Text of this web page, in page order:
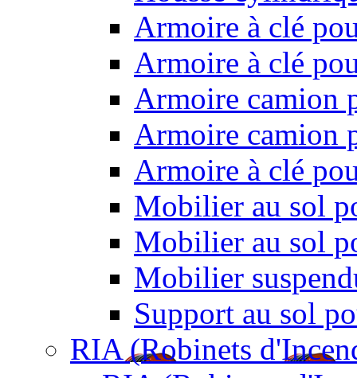
Armoire à clé
Armoire à clé
Armoire camion
Armoire camion
Armoire à clé
Mobilier au sol
Mobilier au sol
Mobilier
Support au sol
RIA (Robinets